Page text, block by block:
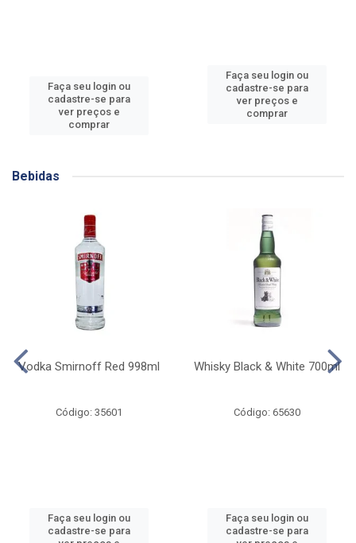
Faça seu login ou
cadastre-se para
ver preços e
comprar
Faça seu login ou
cadastre-se para
ver preços e
comprar
Bebidas
Vodka Smirnoff Red 998ml
Código: 35601
Faça seu login ou
cadastre-se para
Whisky Black & White 700ml
Código: 65630
Faça seu login ou
cadastre-se para